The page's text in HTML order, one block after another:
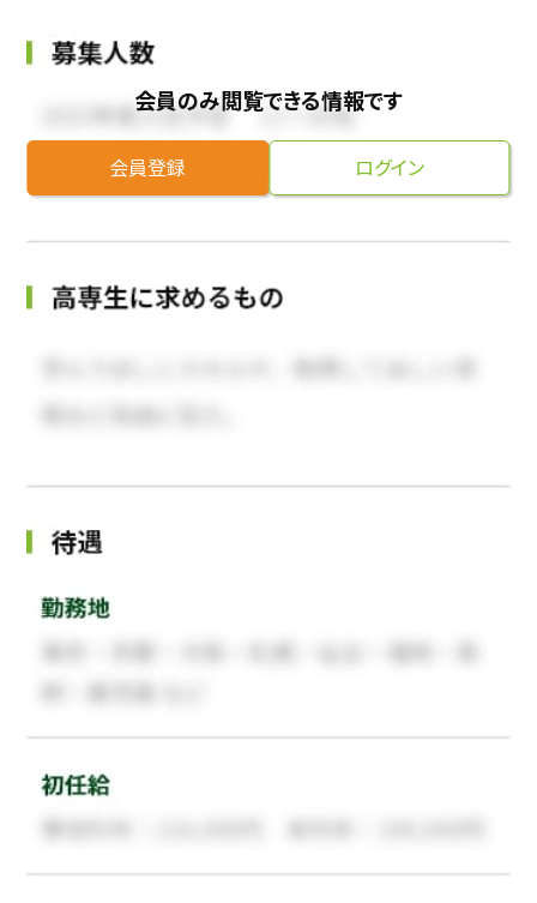
会員のみ閲覧できる情報です
会員登録 ログイン